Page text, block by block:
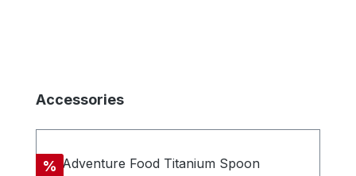
Produktgalerie überspringen
Accessories
Rabatt
%